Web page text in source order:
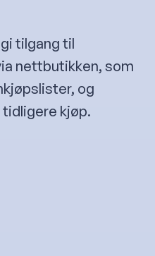
tilgang til
nettbutikken, som
og
kjøp.